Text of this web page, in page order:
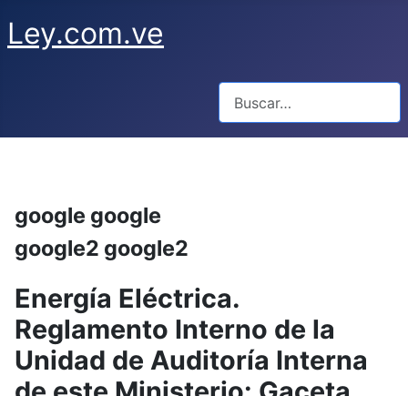
Ley.com.ve
google google
google2 google2
Energía Eléctrica.
Reglamento Interno de la
Unidad de Auditoría Interna